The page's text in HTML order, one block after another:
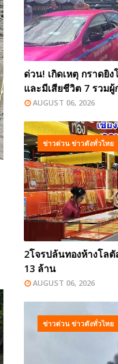
ด่วน! เกิดเหตุ กราดยิ
และมีเสียชีวิต 7 รวมผู้
AUGUST 06, 2026
ข่าวด่วน ข่าวดังทั่วไทย
2โจรปล้นทองห้างโล
13 ล้าน
AUGUST 06, 2026
ข่าวด่วน ข่าวดังทั่วไทย